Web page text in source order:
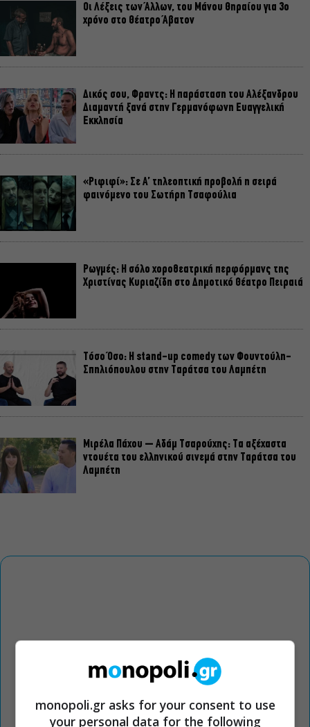
Οι Λέξεις των Άλλων, του Μάνου Θηραίου για 3ο
χρόνο στο Θέατρο Άβατον
Δικός σου, Φραντς: Η παράσταση του Αλέξανδρου
Διαμαντή ξανά στην Γερμανόφωνη Ευαγγελική
Εκκλησία
«Ριφιφί»: Σε Α’ τηλεοπτική προβολή η σειρά
φαινόμενο του Σωτήρη Τσαφούλια
Ρωγμές: Η σόλο χοροθεατρική περφόρμανς της
Χριστίνας Κυριαζίδη στο Δημοτικό Θέατρο Πειραιά
Τόσο Όσο: Η stand-up comedy των Φουντούλη-
Σπηλιόπουλου στην Ταράτσα του Λαμπέτη
Μιρέλα Πάχου – Αδάμ Τσαρούχης: Τα αξέχαστα
ντουέτα του ελληνικού σινεμά στην Ταράτσα του
Λαμπέτη
monopoli.gr asks for your consent to use
your personal data for the following